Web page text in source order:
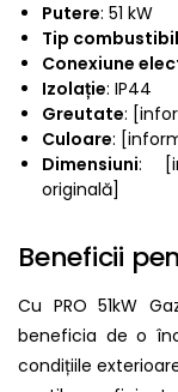
Putere: 51 kW
Tip combustibil
Conexiune
Izolație: IP44
Greutate:
Culoare:
Dimensiuni:
originală]
Beneficii
Cu PRO 51kW
beneficia de o
condițiile